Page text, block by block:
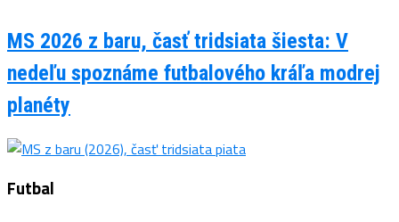
MS 2026 z baru, časť tridsiata šiesta: V
nedeľu spoznáme futbalového kráľa modrej
planéty
Futbal